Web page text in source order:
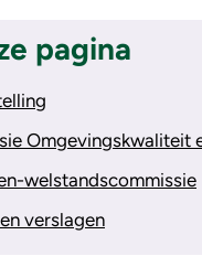
pagina
Omgevingskwaliteit
welstandscommissie
verslagen